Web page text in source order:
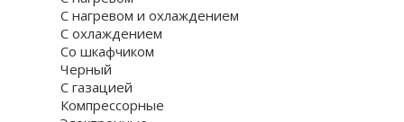
С нагревом и охлаждением
С охлаждением
Со шкафчиком
Черный
С газацией
Компрессорные